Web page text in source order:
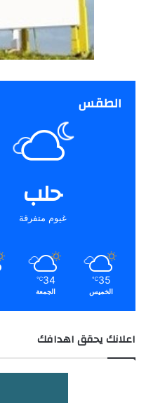
الطقس
حلب
غيوم متفرقة
35
℃
الخميس
34
℃
الجمعة
اعلانك يحقق اهدافك